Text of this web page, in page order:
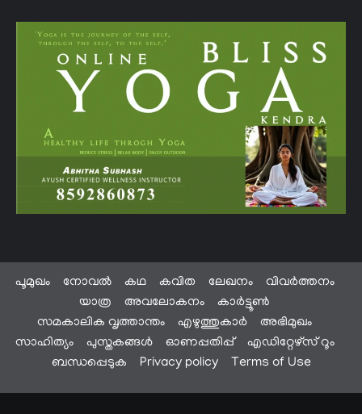
പൂമുഖം നോവൽ കഥ കവിത ലേഖനം
വിവർത്തനം
യാത്ര
അവലോകനം
കാർട്ടൂൺ
സമകാലിക വൃത്താന്തം
എഴുത്തുകാർ
അഭിമുഖം
സാഹിത്യം
പുസ്തകങ്ങൾ ഓണപ്പതിപ്പ്
എഡിറ്റേഴ്സ് റൂം
ബന്ധപ്പെടുക
Privacy policy Terms of Use